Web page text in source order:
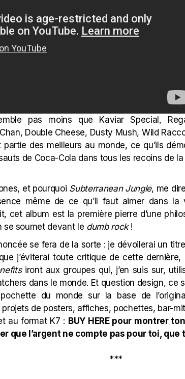
pas moins que Kaviar Special,
Double Cheese, Dusty Mush, Wild
des meilleurs au monde, ce qu’ils
de Coca-Cola dans tous les recoins de
et pourquoi Subterranean Jungle, me
même de ce qu’il faut aimer dans
cet album est la première pierre d’une
se soumet devant le dumb rock !
se fera de la sorte : je dévoilerai un
j’éviterai toute critique de cette
iront aux groupes qui, j’en suis sur,
dans le monde. Et question design, ce
du monde sur la base de
de posters, affiches, pochettes, bar-
au format K7 : BUY HERE pour montrer
que l’argent ne compte pas pour toi,
***